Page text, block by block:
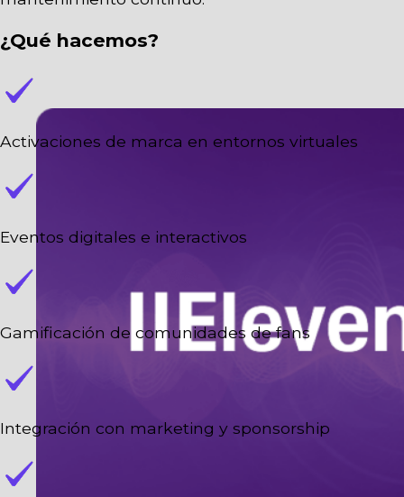
¿Qué hacemos?
Activaciones de marca en entornos virtuales
Eventos digitales e interactivos
Gamificación de comunidades de fans
Integración con marketing y sponsorship